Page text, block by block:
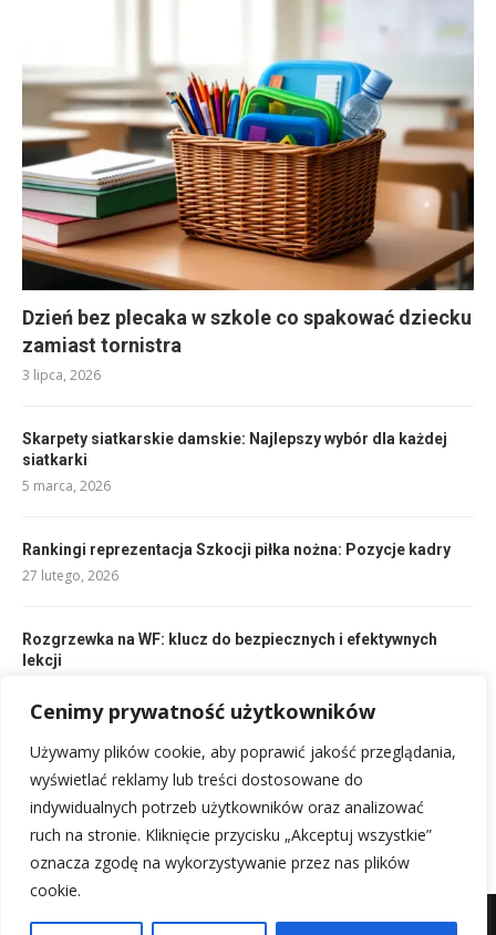
Cenimy prywatność użytkowników
Używamy plików cookie, aby poprawić jakość przeglądania,
wyświetlać reklamy lub treści dostosowane do
indywidualnych potrzeb użytkowników oraz analizować
ruch na stronie. Kliknięcie przycisku „Akceptuj wszystkie”
oznacza zgodę na wykorzystywanie przez nas plików
cookie.
Dzień bez plecaka w szkole co spakować dziecku
zamiast tornistra
3 lipca, 2026
Skarpety siatkarskie damskie: Najlepszy wybór dla każdej
siatkarki
5 marca, 2026
Rankingi reprezentacja Szkocji piłka nożna: Pozycje kadry
27 lutego, 2026
Rozgrzewka na WF: klucz do bezpiecznych i efektywnych
lekcji
Reprezentacja Polski w piłce nożnej kobiet: Sukcesy i
wyzwania
26 lutego, 2026
Mapa witryny Kontakt z nami